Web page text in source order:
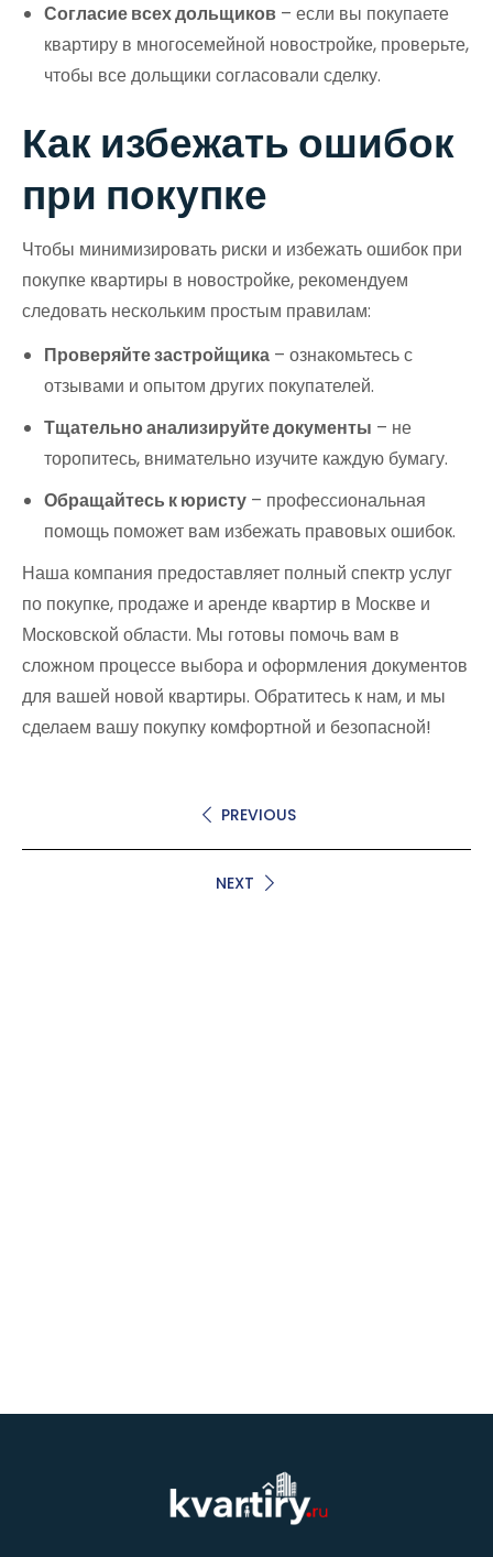
Согласие всех дольщиков – если вы покупаете
квартиру в многосемейной новостройке, проверьте,
чтобы все дольщики согласовали сделку.
Как избежать ошибок
при покупке
Чтобы минимизировать риски и избежать ошибок при
покупке квартиры в новостройке, рекомендуем
следовать нескольким простым правилам:
Проверяйте застройщика – ознакомьтесь с
отзывами и опытом других покупателей.
Тщательно анализируйте документы – не
торопитесь, внимательно изучите каждую бумагу.
Обращайтесь к юристу – профессиональная
помощь поможет вам избежать правовых ошибок.
Наша компания предоставляет полный спектр услуг
по покупке, продаже и аренде квартир в Москве и
Московской области. Мы готовы помочь вам в
сложном процессе выбора и оформления документов
для вашей новой квартиры. Обратитесь к нам, и мы
сделаем вашу покупку комфортной и безопасной!
PREVIOUS
NEXT